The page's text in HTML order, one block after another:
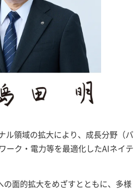
ル領域の拡大により、成長分野（バ
ーク・電力等を最適化したAIネイテ
面的拡大をめざすとともに、多様